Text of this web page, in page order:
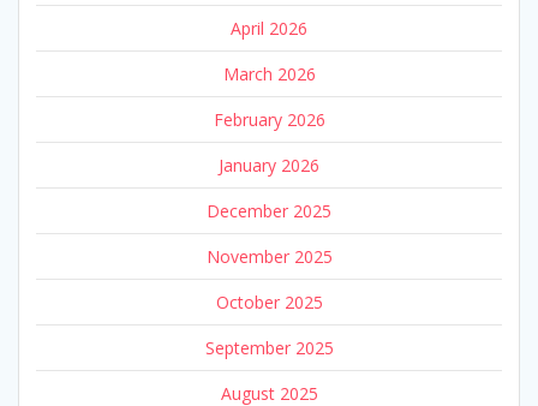
April 2026
March 2026
February 2026
January 2026
December 2025
November 2025
October 2025
September 2025
August 2025